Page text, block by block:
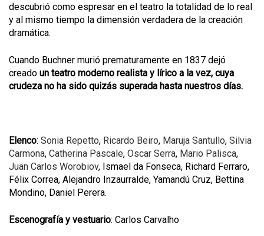
descubrió como espresar en el teatro la totalidad de lo real
y al mismo tiempo la dimensión verdadera de la creación
dramática.
Cuando Buchner murió prematuramente en 1837 dejó
creado un teatro moderno realista y lírico a la vez, cuya
crudeza no ha sido quizás superada hasta nuestros días.
Elenco: Sonia Repetto, Ricardo Beiro, Maruja Santullo, Silvia
Carmona, Catherina Pascale, Oscar Serra, Mario Palisca,
Juan Carlos Worobiov, Ismael da Fonseca, Richard Ferraro,
Félix Correa, Alejandro Inzaurralde, Yamandú Cruz, Bettina
Mondino, Daniel Perera.
Escenografía y vestuario: Carlos Carvalho